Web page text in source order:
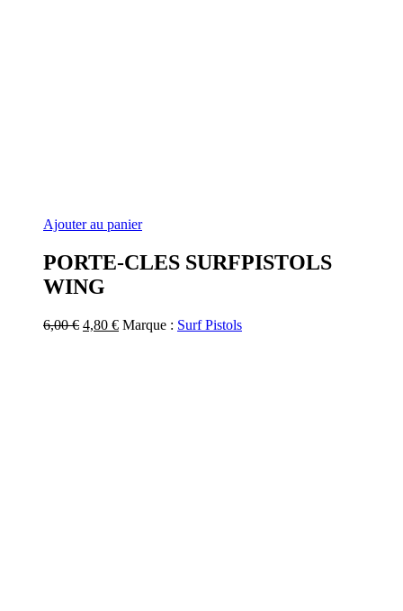
Ajouter au panier
PORTE-CLES SURFPISTOLS
WING
6,00€ Le
4,80 €Le
Marque : Surf Pistols